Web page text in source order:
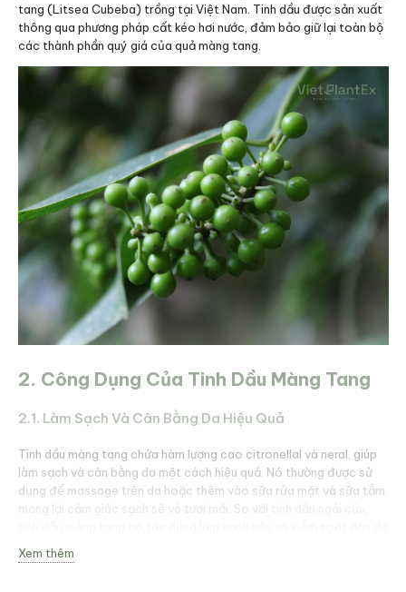
tang (Litsea Cubeba) trồng tại Việt Nam. Tinh dầu được sản xuất
thông qua phương pháp cất kéo hơi nước, đảm bảo giữ lại toàn bộ
các thành phần quý giá của quả màng tang.
2. Công Dụng Của Tinh Dầu Màng Tang
2.1. Làm Sạch Và Cân Bằng Da Hiệu Quả
Tinh dầu màng tang chứa hàm lượng cao citronellal và neral, giúp
làm sạch và cân bằng da một cách hiệu quả. Nó thường được sử
dụng để massage trên da hoặc thêm vào sữa rửa mặt và sữa tắm,
mang lại cảm giác sạch sẽ và tươi mới. So với
tốt hơn.
Xem thêm